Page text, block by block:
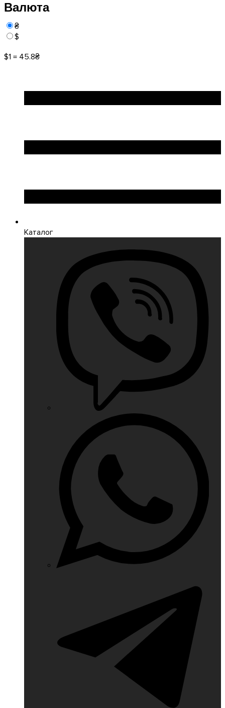
Валюта
₴
$
$1 = 45.8₴
Каталог